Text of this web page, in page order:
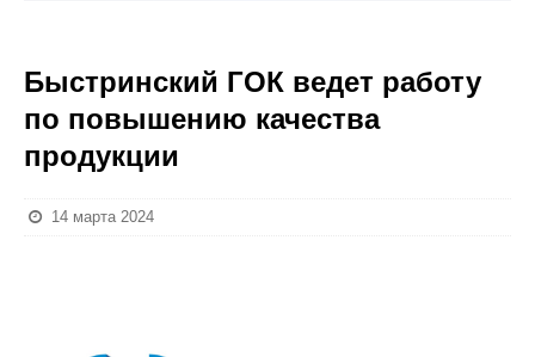
Быстринский ГОК ведет работу
по повышению качества
продукции
14 марта 2024